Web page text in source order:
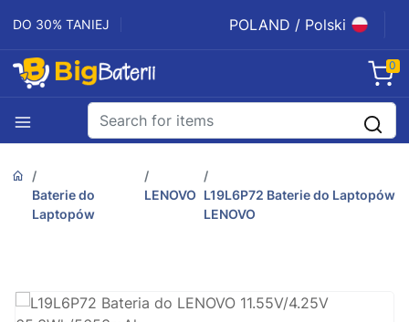
DO 30% TANIEJ POLAND / Polski
0
Baterie do
Laptopów
LENOVO L19L6P72 Baterie do Laptopów
LENOVO